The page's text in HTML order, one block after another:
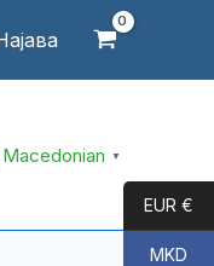
Macedonian ▼
EUR €
MKD